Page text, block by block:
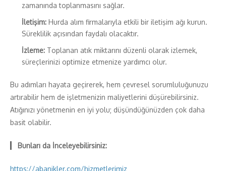
zamanında toplanmasını sağlar.
İletişim: Hurda alım firmalarıyla etkili bir iletişim ağı kurun.
Süreklilik açısından faydalı olacaktır.
İzleme: Toplanan atık miktarını düzenli olarak izlemek,
süreçlerinizi optimize etmenize yardımcı olur.
Bu adımları hayata geçirerek, hem çevresel sorumluluğunuzu
artırabilir hem de işletmenizin maliyetlerini düşürebilirsiniz.
Atığınızı yönetmenin en iyi yolu; düşündüğünüzden çok daha
basit olabilir.
Bunları da İnceleyebilirsiniz:
https://abanikler.com/hizmetlerimiz